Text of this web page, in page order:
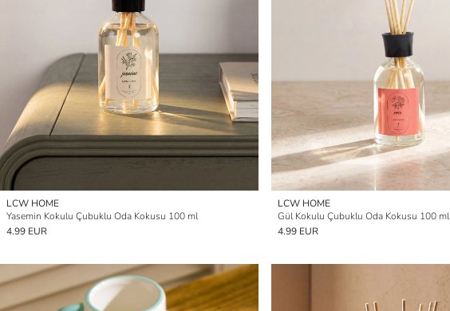
LCW HOME
Yasemin Kokulu Çubuklu Oda Kokusu 100 ml
4.99 EUR
LCW HOME
Gül Kokulu Çubuklu Oda Kokusu 100 ml
4.99 EUR